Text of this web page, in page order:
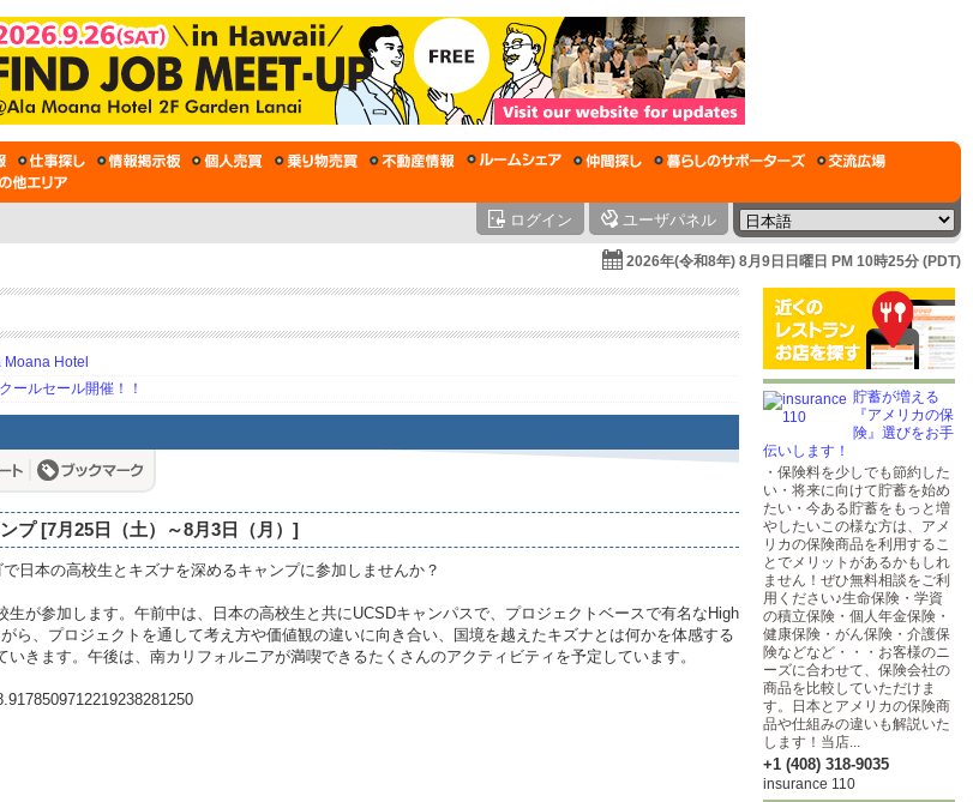
ログイン ユーザパネル
2026年(令和8年) 8月9日日曜日 PM 10時25分 (PDT)
Hotel
ールセール開催！！
プ [7月25日（土）～8月3日（月）]
日本の高校生とキズナを深めるキャンプに参加しませんか？
が参加します。午前中は、日本の高校生と共にUCSDキャンパスで、プロジェクトベースで有名なHigh
ら、プロジェクトを通して考え方や価値観の違いに向き合い、国境を越えたキズナとは何かを体感する
きます。午後は、南カリフォルニアが満喫できるたくさんのアクティビティを予定しています。
貯蓄が増える
『アメリカの保
険』選びをお手
伝いします！
・保険料を少しでも節約した
い・将来に向けて貯蓄を始め
たい・今ある貯蓄をもっと増
やしたいこの様な方は、アメ
リカの保険商品を利用するこ
とでメリットがあるかもしれ
ません！ぜひ無料相談をご利
用ください♪生命保険・学資
の積立保険・個人年金保険・
健康保険・がん保険・介護保
険などなど・・・お客様のニ
ーズに合わせて、保険会社の
商品を比較していただけま
す。日本とアメリカの保険商
品や仕組みの違いも解説いた
します！当店...
+1 (408) 318-9035
insurance 110